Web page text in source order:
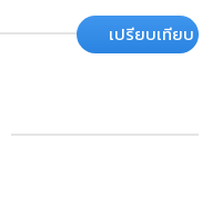
เปรียบเทียบ